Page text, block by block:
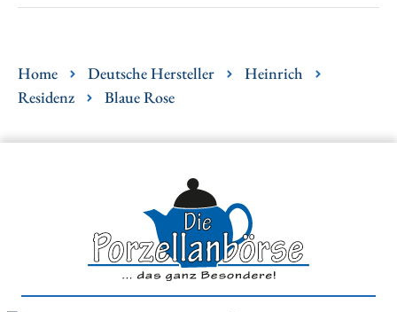
Home Deutsche Hersteller
Heinrich
Residenz
Blaue Rose